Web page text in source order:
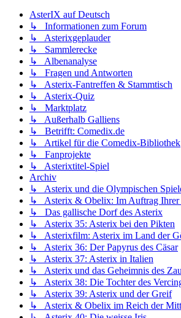
AsterIX auf Deutsch
↳ Informationen zum Forum
↳ Asterixgeplauder
↳ Sammlerecke
↳ Albenanalyse
↳ Fragen und Antworten
↳ Asterix-Fantreffen & Stammtisch
↳ Asterix-Quiz
↳ Marktplatz
↳ Außerhalb Galliens
↳ Betrifft: Comedix.de
↳ Artikel für die Comedix-Bibliothek
↳ Fanprojekte
↳ Asterixtitel-Spiel
Archiv
↳ Asterix und die Olympischen
↳ Asterix & Obelix: Im Auftrag Ihrer
↳ Das gallische Dorf des Asterix
↳ Asterix 35: Asterix bei den Pikten
↳ Asterixfilm: Asterix im Land der
↳ Asterix 36: Der Papyrus des Cäsar
↳ Asterix 37: Asterix in Italien
↳ Asterix und das Geheimnis des
↳ Asterix 38: Die Tochter des
↳ Asterix 39: Asterix und der Greif
↳ Asterix & Obelix im Reich der